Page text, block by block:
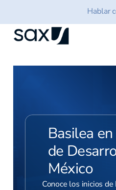
main
content
Hablar
Basilea
de
México
Conoce los inicios